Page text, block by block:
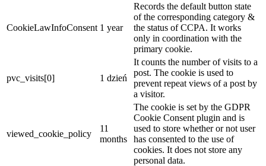
CookieLawInfoConsent 1 year
Records the default button state
of the corresponding category &
the status of CCPA. It works
only in coordination with the
primary cookie.
pvc_visits[0] 1 dzień
It counts the number of visits to a
post. The cookie is used to
prevent repeat views of a post by
a visitor.
viewed_cookie_policy
11
months
The cookie is set by the GDPR
Cookie Consent plugin and is
used to store whether or not user
has consented to the use of
cookies. It does not store any
personal data.